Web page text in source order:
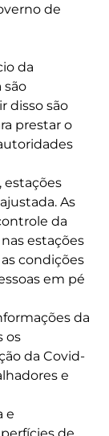
de
da
são
disso são
prestar o
estações
As
da
estações
condições
em pé
da
os
da Covid-
e
e